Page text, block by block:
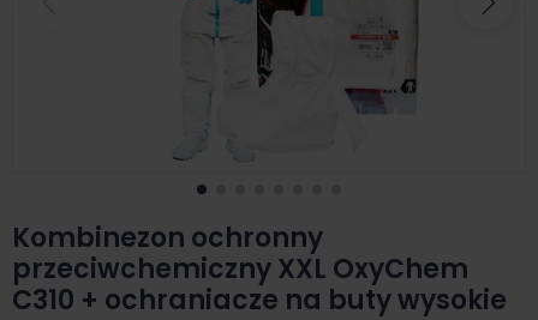
Kombinezon ochronny
przeciwchemiczny XXL OxyChem
C310 + ochraniacze na buty wysokie